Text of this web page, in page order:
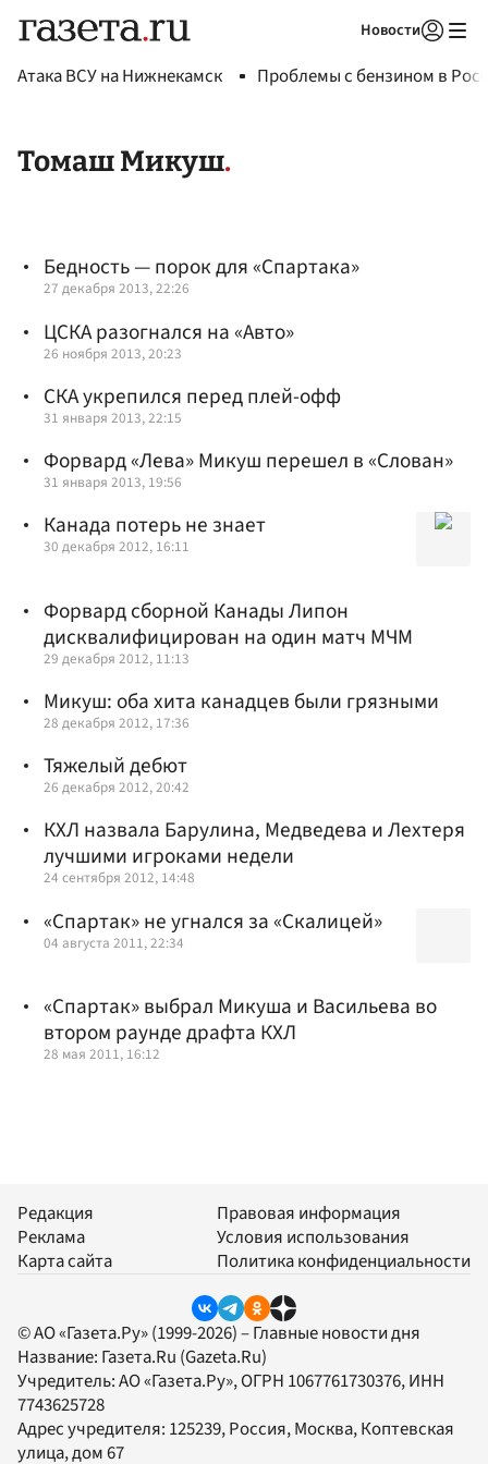
Новости
Атака ВСУ на Нижнекамск Проблемы с бензином в
Томаш Микуш
Бедность — порок для «Спартака»
27 декабря 2013, 22:26
ЦСКА разогнался на «Авто»
26 ноября 2013, 20:23
СКА укрепился перед плей-офф
31 января 2013, 22:15
Форвард «Лева» Микуш перешел в «Слован»
31 января 2013, 19:56
Канада потерь не знает
30 декабря 2012, 16:11
Форвард сборной Канады Липон
дисквалифицирован на один матч МЧМ
29 декабря 2012, 11:13
Микуш: оба хита канадцев были грязными
28 декабря 2012, 17:36
Тяжелый дебют
26 декабря 2012, 20:42
КХЛ назвала Барулина, Медведева и Лехтеря
лучшими игроками недели
24 сентября 2012, 14:48
«Спартак» не угнался за «Скалицей»
04 августа 2011, 22:34
«Спартак» выбрал Микуша и Васильева во
втором раунде драфта КХЛ
28 мая 2011, 16:12
Редакция
Реклама
Карта сайта
Правовая информация
Условия использования
Политика конфиденциальности
© АО «Газета.Ру» (1999-2026) – Главные новости дня
Название: Газета.Ru (Gazeta.Ru)
Учредитель:АО «Газета.Ру», ОГРН 1067761730376, ИНН
7743625728
Адрес учредителя: 125239, Россия, Москва, Коптевская
улица, дом 67